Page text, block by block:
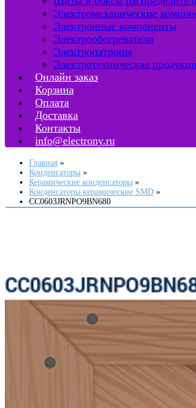
Электромеханические
Электронные компоненты
Электрообогреватели
Электропатроны
Электротехническая
Онлайн заказ
Корзина
Оплата
Доставка
Контакты
info@electrony.ru
Главная
Конденсаторы
Керамические конденсаторы
Конденсаторы керамические SMD
CC0603JRNPO9BN680